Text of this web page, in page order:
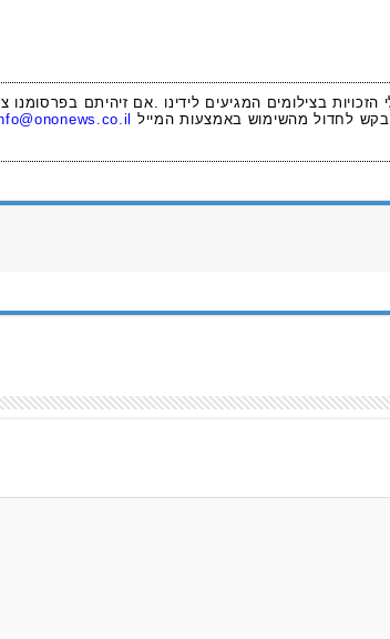
בצילומים המגיעים לידינו .אם זיהיתם
לחדול מהשימוש באמצעות המייל